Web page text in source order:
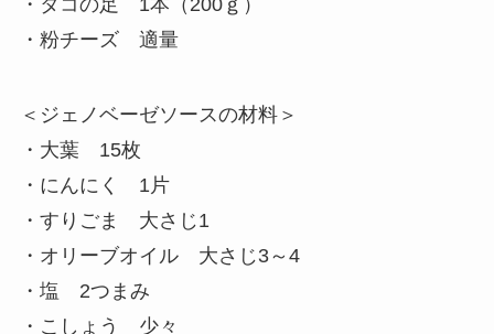
・タコの足 1本（200ｇ）
・粉チーズ 適量
＜ジェノベーゼソースの材料＞
・大葉 15枚
・にんにく 1片
・すりごま 大さじ1
・オリーブオイル 大さじ3～4
・塩 2つまみ
・こしょう 少々